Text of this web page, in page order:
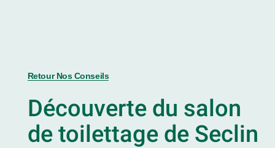
Retour Nos Conseils
Découverte du salon
de toilettage de Seclin